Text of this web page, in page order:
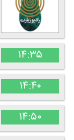
۱۴:۳۵
۱۴:۴۰
۱۴:۵۰